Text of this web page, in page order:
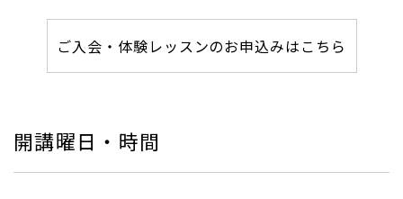
ご入会・体験レッスンのお申込みはこちら
開講曜日・時間